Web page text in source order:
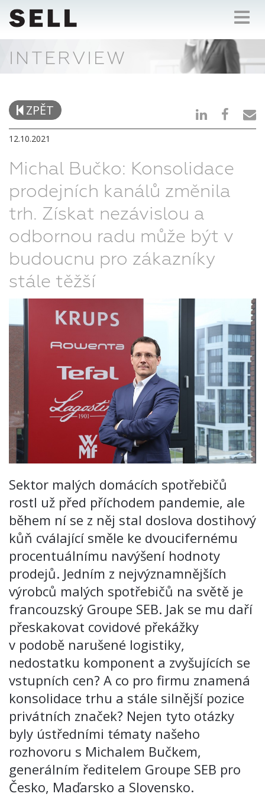
INTERVIEW
ZPĚT
12.10.2021
Michal Bučko: Konsolidace
prodejních kanálů změnila
trh. Získat nezávislou a
odbornou radu může být v
budoucnu pro zákazníky
stále těžší
Sektor malých domácích spotřebičů
rostl už před příchodem pandemie, ale
během ní se z něj stal doslova dostihový
kůň cválající směle ke dvoucifernému
procentuálnímu navýšení hodnoty
prodejů. Jedním z nejvýznamnějších
výrobců malých spotřebičů na světě je
francouzský Groupe SEB. Jak se mu daří
přeskakovat covidové překážky
v podobě narušené logistiky,
nedostatku komponent a zvyšujících se
vstupních cen? A co pro firmu znamená
konsolidace trhu a stále silnější pozice
privátních značek? Nejen tyto otázky
byly ústředními tématy našeho
rozhovoru s Michalem Bučkem,
generálním ředitelem Groupe SEB pro
Česko, Maďarsko a Slovensko.